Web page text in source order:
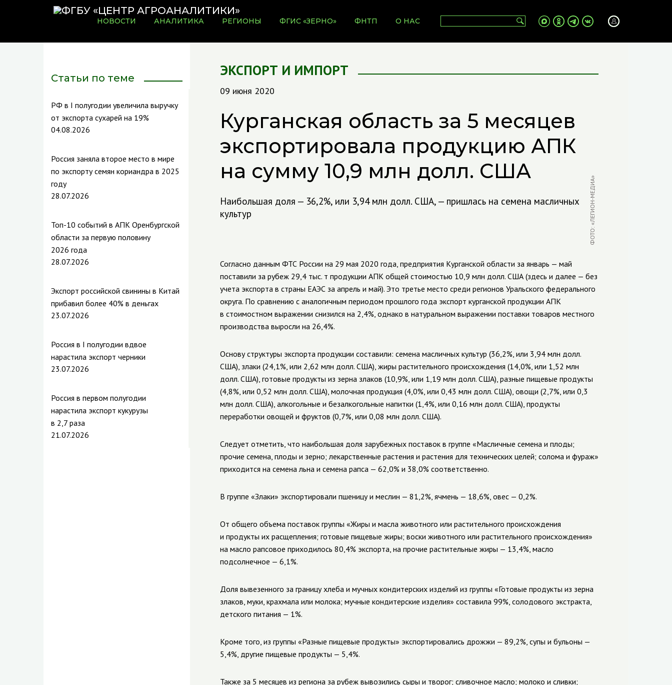
НОВОСТИ АНАЛИТИКА РЕГИОНЫ ФГИС «ЗЕРНО» ФНТП О НАС
Статьи по теме
РФ в I полугодии увеличила выручку
от экспорта сухарей на 19%
04.08.2026
Россия заняла второе место в мире
по экспорту семян кориандра в 2025
году
28.07.2026
Топ-10 событий в АПК Оренбургской
области за первую половину
2026 года
28.07.2026
Экспорт российской свинины в Китай
прибавил более 40% в деньгах
23.07.2026
Россия в I полугодии вдвое
нарастила экспорт черники
23.07.2026
Россия в первом полугодии
нарастила экспорт кукурузы
в 2,7 раза
21.07.2026
ЭКСПОРТ И ИМПОРТ
09 июня 2020
Курганская область за 5 месяцев
экспортировала продукцию АПК
на сумму 10,9 млн долл. США
Наибольшая доля — 36,2%, или 3,94 млн долл. США, — пришлась на семена масличных
культур
ФОТО: «ЛЕГИОН-МЕДИА»
Согласно данным ФТС России на 29 мая 2020 года, предприятия Курганской области за январь — май
поставили за рубеж 29,4 тыс. т продукции АПК общей стоимостью 10,9 млн долл. США (здесь и далее — без
учета экспорта в страны ЕАЭС за апрель и май). Это третье место среди регионов Уральского федерального
округа. По сравнению с аналогичным периодом прошлого года экспорт курганской продукции АПК
в стоимостном выражении снизился на 2,4%, однако в натуральном выражении поставки товаров местного
производства выросли на 26,4%.
Основу структуры экспорта продукции составили: семена масличных культур (36,2%, или 3,94 млн долл.
США), злаки (24,1%, или 2,62 млн долл. США), жиры растительного происхождения (14,0%, или 1,52 млн
долл. США), готовые продукты из зерна злаков (10,9%, или 1,19 млн долл. США), разные пищевые продукты
(4,8%, или 0,52 млн долл. США), молочная продукция (4,0%, или 0,43 млн долл. США), овощи (2,7%, или 0,3
млн долл. США), алкогольные и безалкогольные напитки (1,4%, или 0,16 млн долл. США), продукты
переработки овощей и фруктов (0,7%, или 0,08 млн долл. США).
Следует отметить, что наибольшая доля зарубежных поставок в группе «Масличные семена и плоды;
прочие семена, плоды и зерно; лекарственные растения и растения для технических целей; солома и фураж»
приходится на семена льна и семена рапса — 62,0% и 38,0% соответственно.
В группе «Злаки» экспортировали пшеницу и меслин — 81,2%, ячмень — 18,6%, овес — 0,2%.
От общего объема поставок группы «Жиры и масла животного или растительного происхождения
и продукты их расщепления; готовые пищевые жиры; воски животного или растительного происхождения»
на масло рапсовое приходилось 80,4% экспорта, на прочие растительные жиры — 13,4%, масло
подсолнечное — 6,1%.
Доля вывезенного за границу хлеба и мучных кондитерских изделий из группы «Готовые продукты из зерна
злаков, муки, крахмала или молока; мучные кондитерские изделия» составила 99%, солодового экстракта,
детского питания — 1%.
Кроме того, из группы «Разные пищевые продукты» экспортировались дрожжи — 89,2%, супы и бульоны —
5,4%, другие пищевые продукты — 5,4%.
Также за 5 месяцев из региона за рубеж вывозились сыры и творог; сливочное масло; молоко и сливки;